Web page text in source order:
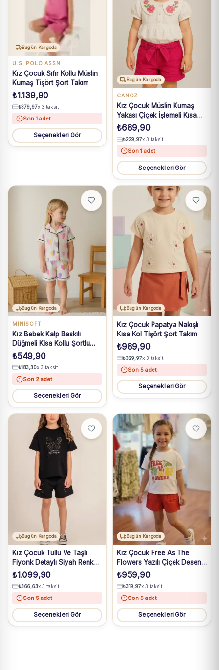
Bugün Kargoda
U.S. POLO ASSN
Kız Çocuk Sıfır Kollu Müslin
Kumaş Tişört Şort Takım
₺1.139,90
₺379,97x 3 taksit
Son 1 adet
Seçenekleri Gör
Bugün Kargoda
CANÖZ
Kız Çocuk Müslin Kumaş
Yakası Çiçek İşlemeli Kısa
Kollu Şortlu takım
₺689,90
₺229,97x 3 taksit
Son 1 adet
Seçenekleri Gör
Bugün Kargoda
MINISOFT
Kız Bebek Kalp Baskılı
Düğmeli KIsa Kollu Şortlu
Pijama Takımı
₺549,90
₺183,30x 3 taksit
Son 2 adet
Seçenekleri Gör
Bugün Kargoda
Kız Çocuk Papatya Nakışlı
Kısa Kol Tişört Şort Takım
₺989,90
₺329,97x 3 taksit
Son 5 adet
Seçenekleri Gör
Bugün Kargoda
Kız Çocuk Tüllü Ve Taşlı
Fiyonk Detaylı Siyah Renk
Şortlu Takım
₺1.099,90
₺366,63x 3 taksit
Son 5 adet
Seçenekleri Gör
Bugün Kargoda
Kız Çocuk Free As The
Flowers Yazılı Çiçek Desenli
şortlu takım
₺959,90
₺319,97x 3 taksit
Son 5 adet
Seçenekleri Gör